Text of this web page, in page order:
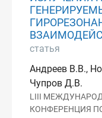
статья
Андреев В.В.,
Чупров Д.В.
LIII
КОНФЕРЕНЦИЯ